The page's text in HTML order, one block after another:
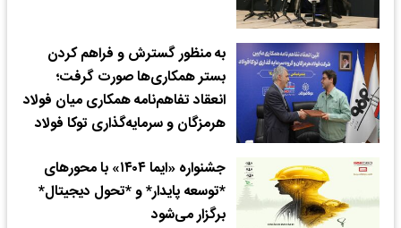
به منظور گسترش و فراهم کردن
بستر همکاری‌ها صورت گرفت؛
انعقاد تفاهم‌نامه همکاری میان فولاد
هرمزگان و سرمایه‌گذاری توکا فولاد
جشنواره «ایما ۱۴۰۴» با محورهای
*توسعه پایدار* و *تحول دیجیتال*
برگزار می‌شود